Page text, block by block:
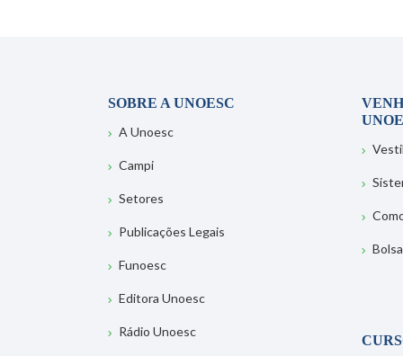
SOBRE A UNOESC
A Unoesc
Campi
Setores
Publicações Legais
Funoesc
Editora Unoesc
Rádio Unoesc